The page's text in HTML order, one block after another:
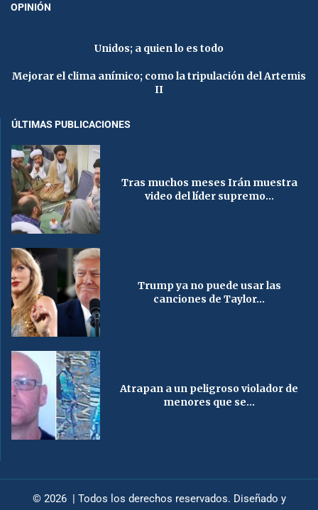
OPINIÓN
Unidos; a quien lo es todo
Mejorar el clima anímico; como la tripulación del Artemis
II
ÚLTIMAS PUBLICACIONES
Tras muchos meses Irán muestra
video del líder supremo...
Trump ya no puede usar las
canciones de Taylor...
Atrapan a un peligroso violador de
menores que se...
© 2026 | Todos los derechos reservados. Diseñado y